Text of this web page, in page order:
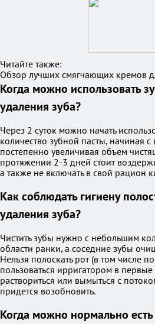
Читайте также:
Обзор лучших смягчающих кремов
Когда можно использовать
удаления зуба?
Через 2 суток можно начать
количество зубной пасты, начиная
постепенно увеличивая объем
протяжении 2-3 дней стоит
а также не включать в свой рацион
Как соблюдать гигиену
удаления зуба?
Чистить зубы нужно с небольшим
области ранки, а соседние зубы
Нельзя полоскать рот (в том числе
пользоваться ирригатором в
раствориться или вымыться с
придется возобновить.
Когда можно нормально